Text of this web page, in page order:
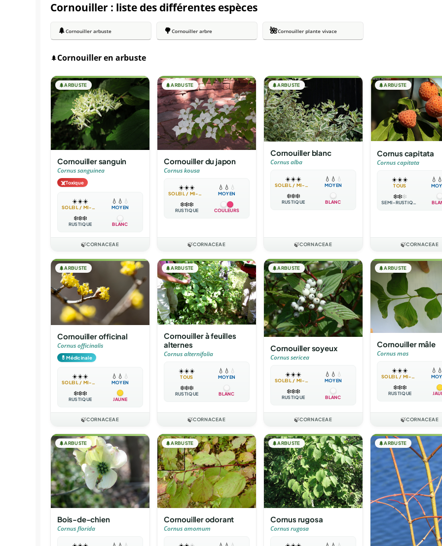
Cornouiller : liste des différentes espèces
🌲Cornouiller arbuste 🌳Cornouiller arbre 🌺Cornouiller plante vivace
🌲Cornouiller en arbuste
🌲ARBUSTE
Cornouiller sanguin
Cornus sanguinea
☠️Toxique
☀️☀️☀️
SOLEIL / MI-OMBRE
💧 💧 💧
MOYEN
❄️❄️❄️
RUSTIQUE BLANC
🍃CORNACEAE
🌲ARBUSTE
Cornouiller du japon
Cornus kousa
☀️☀️☀️
SOLEIL / MI-OMBRE
💧 💧 💧
MOYEN
❄️❄️❄️
RUSTIQUE COULEURS
🍃CORNACEAE
🌲ARBUSTE
Cornouiller blanc
Cornus alba
☀️☀️☀️
SOLEIL / MI-OMBRE
💧 💧 💧
MOYEN
❄️❄️❄️
RUSTIQUE BLANC
🍃CORNACEAE
🌲ARBUSTE
Cornus capitata
Cornus capitata
☀️☀️☀️
TOUS
💧
❄️❄️❄️
SEMI-RUSTIQUE
🍃CORNACEAE
🌲ARBUSTE
Cornouiller officinal
Cornus officinalis
💊Médicinale
☀️☀️☀️
SOLEIL / MI-OMBRE
💧 💧 💧
MOYEN
❄️❄️❄️
RUSTIQUE JAUNE
🍃CORNACEAE
🌲ARBUSTE
Cornouiller à feuilles
alternes
Cornus alternifolia
☀️☀️☀️
TOUS
💧 💧 💧
MOYEN
❄️❄️❄️
RUSTIQUE BLANC
🍃CORNACEAE
🌲ARBUSTE
Cornouiller soyeux
Cornus sericea
☀️☀️☀️
SOLEIL / MI-OMBRE
💧 💧 💧
MOYEN
❄️❄️❄️
RUSTIQUE BLANC
🍃CORNACEAE
🌲ARBUSTE
Cornouiller mâle
Cornus mas
☀️☀️☀️
SOLEIL / MI-OMBRE
💧
❄️❄️❄️
RUSTIQUE
🍃CORNACEAE
🌲ARBUSTE
Bois-de-chien
Cornus florida
🌲ARBUSTE
Cornouiller odorant
Cornus amomum
🌲ARBUSTE
Cornus rugosa
Cornus rugosa
🌲ARBUSTE